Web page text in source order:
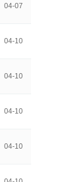
04-07
04-10
04-10
04-10
04-10